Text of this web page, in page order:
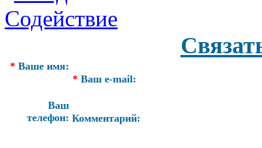
* Ваше имя:
* Ваш e-mail:
Ваш
телефон: Комментарий: